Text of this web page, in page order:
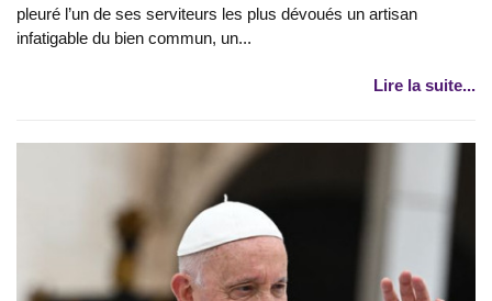
pleuré l’un de ses serviteurs les plus dévoués un artisan
infatigable du bien commun, un...
Lire la suite...